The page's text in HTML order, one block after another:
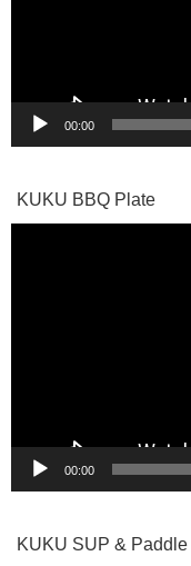
00:00
KUKU BBQ Plate
00:00
KUKU SUP & Paddle